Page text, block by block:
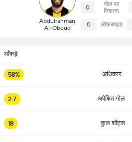
Abdulrahman
Al-Oboud
0
गोल पर
निशाना
0 ऑफ़साइड
आँकड़े
58% अधिकार
2.7 अपेक्षित गोल
18 कुल शॉट्स